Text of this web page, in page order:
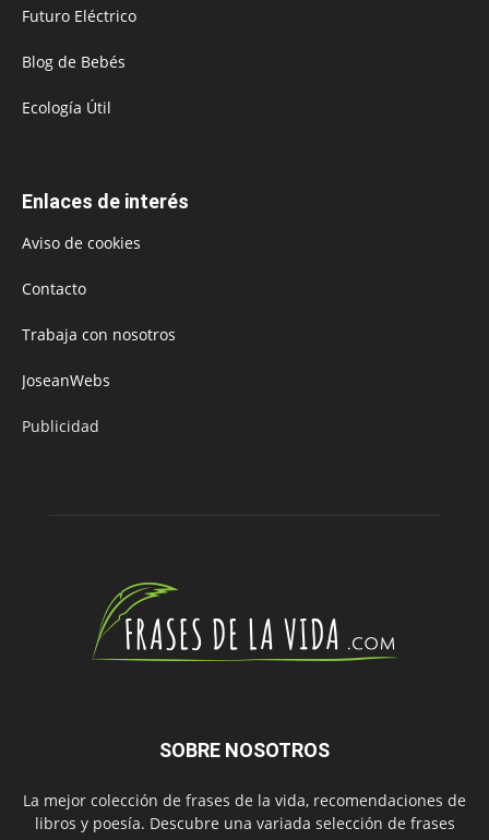
Futuro Eléctrico
Blog de Bebés
Ecología Útil
Enlaces de interés
Aviso de cookies
Contacto
Trabaja con nosotros
JoseanWebs
Publicidad
SOBRE NOSOTROS
La mejor colección de frases de la vida, recomendaciones de
libros y poesía. Descubre una variada selección de frases